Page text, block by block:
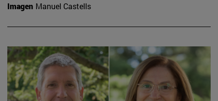
Imagen Manuel Castells